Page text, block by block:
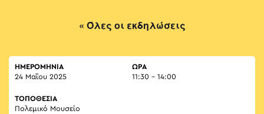
« Όλες οι εκδηλώσεις
ΗΜΕΡΟΜΗΝΙΑ
24 Μαΐου 2025
ΏΡΑ
11:30 - 14:00
ΤΟΠΟΘΕΣΙΑ
Πολεμικό Μουσείο